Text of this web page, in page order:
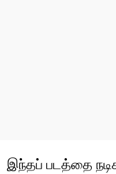
இந்தப் படத்தை